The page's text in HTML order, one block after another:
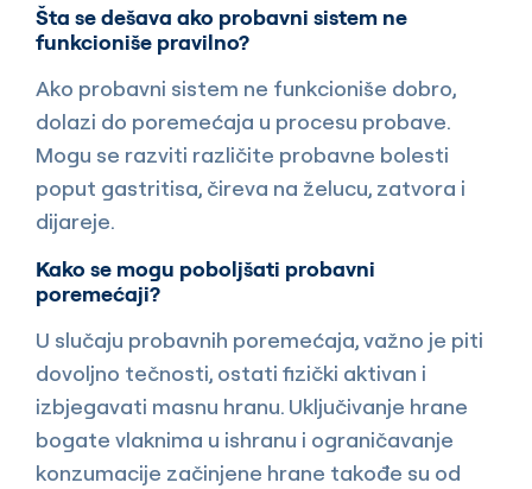
Šta se dešava ako probavni sistem ne
funkcioniše pravilno?
Ako probavni sistem ne funkcioniše dobro,
dolazi do poremećaja u procesu probave.
Mogu se razviti različite probavne bolesti
poput gastritisa, čireva na želucu, zatvora i
dijareje.
Kako se mogu poboljšati probavni
poremećaji?
U slučaju probavnih poremećaja, važno je piti
dovoljno tečnosti, ostati fizički aktivan i
izbjegavati masnu hranu. Uključivanje hrane
bogate vlaknima u ishranu i ograničavanje
konzumacije začinjene hrane takođe su od